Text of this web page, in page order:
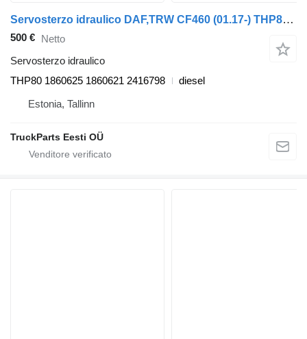
Servosterzo idraulico DAF,TRW CF460 (01.17-) THP80 per trattore stradale DAF CF450, CF460 (2017-)
500 € Netto
Servosterzo idraulico
THP80 1860625 1860621 2416798
diesel
Estonia, Tallinn
TruckParts Eesti OÜ